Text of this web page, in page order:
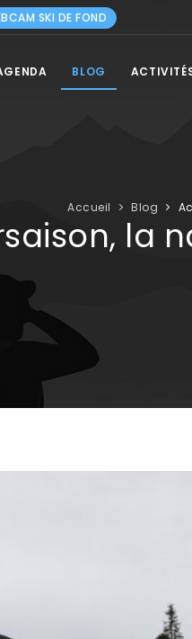
SKI DE FOND
BLOG
Accueil Blog
la